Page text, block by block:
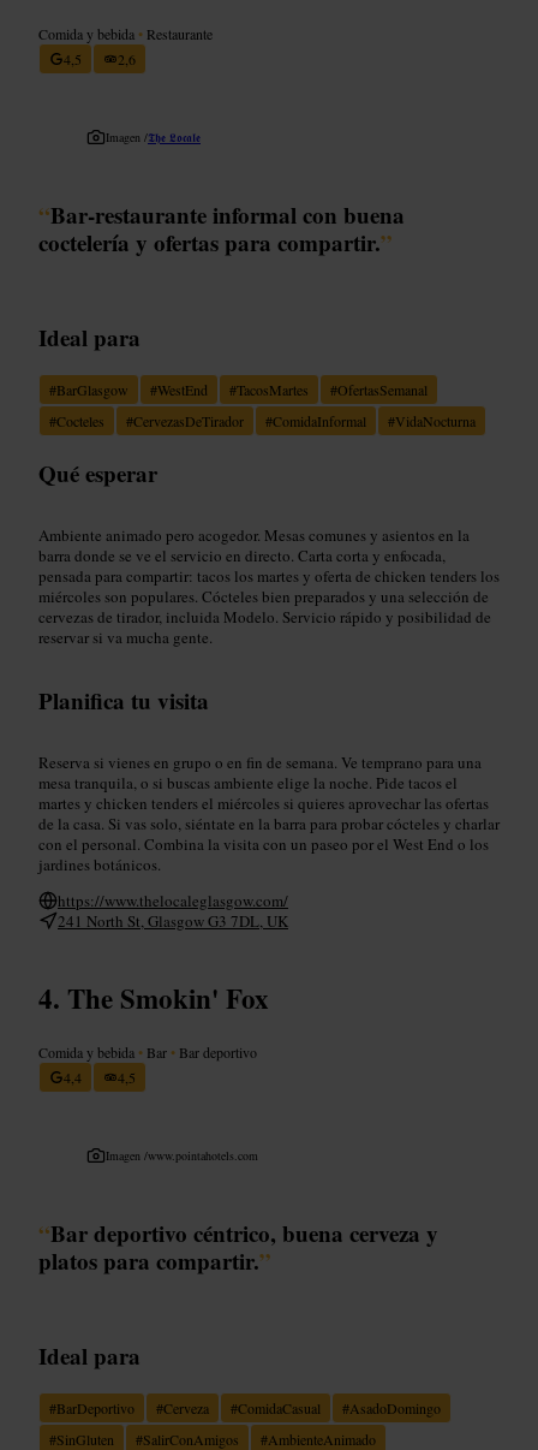
Comida y bebida • Restaurante
4,5
2,6
Imagen /𝕿𝖍𝖊 𝕷𝖔𝖈𝖆𝖑𝖊
“Bar-restaurante informal con buena
coctelería y ofertas para compartir.”
Ideal para
#BarGlasgow #WestEnd #TacosMartes #OfertasSemanal
#Cocteles #CervezasDeTirador #ComidaInformal #VidaNocturna
Qué esperar
Ambiente animado pero acogedor. Mesas comunes y asientos en la
barra donde se ve el servicio en directo. Carta corta y enfocada,
pensada para compartir: tacos los martes y oferta de chicken tenders los
miércoles son populares. Cócteles bien preparados y una selección de
cervezas de tirador, incluida Modelo. Servicio rápido y posibilidad de
reservar si va mucha gente.
Planifica tu visita
Reserva si vienes en grupo o en fin de semana. Ve temprano para una
mesa tranquila, o si buscas ambiente elige la noche. Pide tacos el
martes y chicken tenders el miércoles si quieres aprovechar las ofertas
de la casa. Si vas solo, siéntate en la barra para probar cócteles y charlar
con el personal. Combina la visita con un paseo por el West End o los
jardines botánicos.
https://www.thelocaleglasgow.com/
241 North St, Glasgow G3 7DL, UK
The Smokin' Fox
Comida y bebida • Bar • Bar deportivo
4,4
4,5
Imagen /www.pointahotels.com
“Bar deportivo céntrico, buena cerveza y
platos para compartir.”
Ideal para
#BarDeportivo #Cerveza #ComidaCasual #AsadoDomingo
#SinGluten #SalirConAmigos #AmbienteAnimado